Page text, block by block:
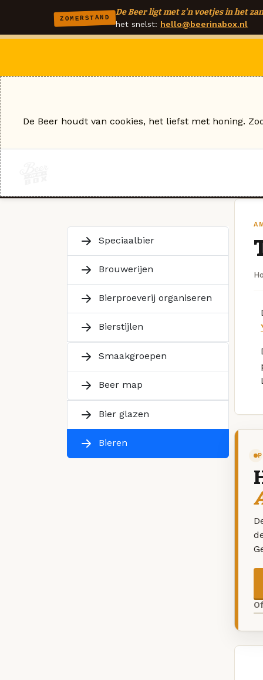
ZOMERSTAND
De Beer ligt met z'n voetjes in het
het snelst: hello@beerinabox.nl
Speciaalbier
Brouwerijen
Bierproeverij organiseren
Bierstijlen
Smaakgroepen
Beer map
Bier glazen
Bieren
De Beer houdt van cookies, het liefst met honing.